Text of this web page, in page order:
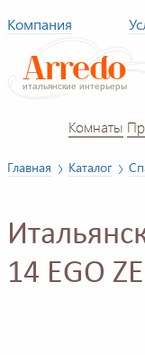
Компания
Комнаты
Главная Каталог
14 EGO